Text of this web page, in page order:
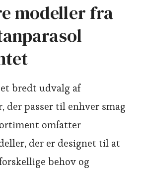
modeller fra
bredt udvalg af
der passer til enhver smag
omfatter
der er designet til at
behov og